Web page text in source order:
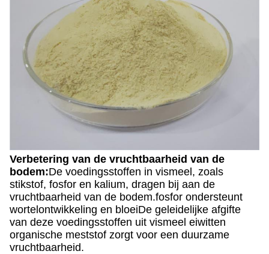
Verbetering van de vruchtbaarheid van de
bodem:De voedingsstoffen in vismeel, zoals
stikstof, fosfor en kalium, dragen bij aan de
vruchtbaarheid van de bodem.fosfor ondersteunt
wortelontwikkeling en bloeiDe geleidelijke afgifte
van deze voedingsstoffen uit vismeel eiwitten
organische meststof zorgt voor een duurzame
vruchtbaarheid.